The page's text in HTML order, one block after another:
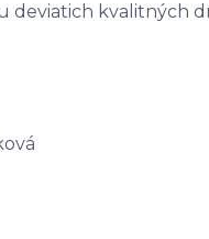
deviatich kvalitných